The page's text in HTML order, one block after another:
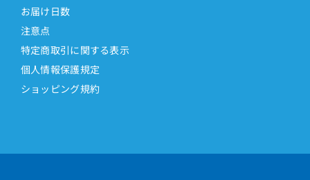
お届け日数
注意点
特定商取引に関する表示
個人情報保護規定
ショッピング規約